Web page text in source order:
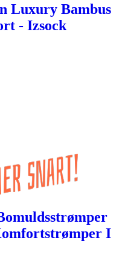
Luxury Bambus
- Izsock
I